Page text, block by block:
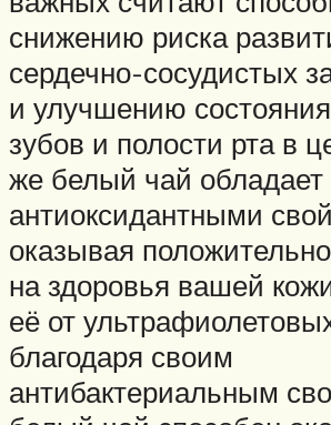
снижению риска
сердечно-сосудистых
и улучшению
зубов и полости рта в
же белый чай обладает
антиоксидантными
оказывая
на здоровья вашей
её от
благодаря своим
антибактериальным